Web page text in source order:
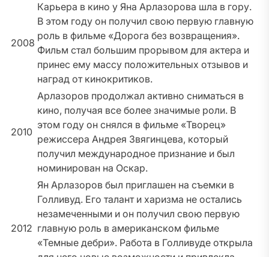
2008
Карьера в кино у Яна Арлазорова шла в гору.
В этом году он получил свою первую главную
роль в фильме «Дорога без возвращения».
Фильм стал большим прорывом для актера и
принес ему массу положительных отзывов и
наград от кинокритиков.
2010
Арлазоров продолжал активно сниматься в
кино, получая все более значимые роли. В
этом году он снялся в фильме «Творец»
режиссера Андрея Звягинцева, который
получил международное признание и был
номинирован на Оскар.
2012
Ян Арлазоров был приглашен на съемки в
Голливуд. Его талант и харизма не остались
незамеченными и он получил свою первую
главную роль в американском фильме
«Темные дебри». Работа в Голливуде открыла